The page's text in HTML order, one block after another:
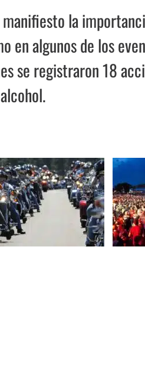
la
en algunos de los
se registraron 18